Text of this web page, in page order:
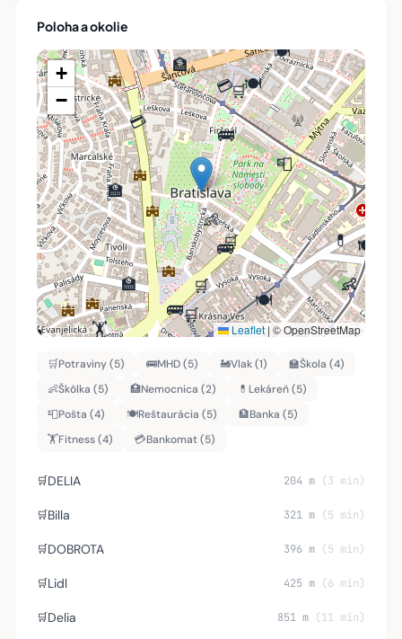
Poloha a okolie
🛒
🛒
🛒
🛒
🚌
🚌
🚌
🚌
🏫
🏫
🏫🏫
👶
👶
👶
👶
👶
💊
💊
💊
💊
💊
📮
📮
📮
🍽️
🍽️
🍽️
🍽️
🍽️
🏦
🏦
🏦
🏋️
🏋️
💳
💳
💳
💳
💳
+
−
Leaflet | © OpenStreetMap
🛒Potraviny (5) 🚌MHD (5) 🚂Vlak (1) 🏫Škola (4)
👶Škôlka (5) 🏥Nemocnica (2) 💊 Lekáreň (5)
📮Pošta (4) 🍽️Reštaurácia (5) 🏦Banka (5)
🏋️Fitness (4) 💳Bankomat (5)
🛒DELIA 204 m (3 min)
🛒Billa 321 m (5 min)
🛒DOBROTA 396 m (5 min)
🛒Lidl 425 m (6 min)
🛒Delia 851 m (11 min)